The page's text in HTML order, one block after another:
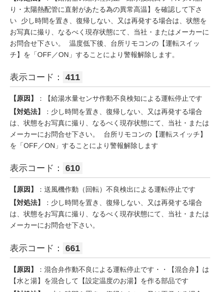
り・太陽熱配管に直射があたる為の異常高温】を確認して下さ
い 少し時間を置き、復帰しない、又は再発する場合は、状態を
お写真に撮り、なるべく現存状態にて、当社・またはメーカーに
お問合せ下さい。 温度低下後、台所リモコンの【運転スイッ
チ】を「OFF／ON」することにより警報解除します。
表示コード： 411
【原因】
：【給湯水量センサ作動不良検知による運転停止です
【対処法】
：少し時間を置き、復帰しない、又は再発する場合
は、状態をお写真に撮り、なるべく現存状態にて、当社・または
メーカーにお問合せ下さい。 台所リモコンの【運転スイッチ】
を「OFF／ON」することにより警報解除します
表示コード： 610
【原因】
：送風機作動（回転）不良検出による運転停止です
【対処法】
：少し時間を置き、復帰しない、又は再発する場合
は、状態をお写真に撮り、なるべく現存状態にて、当社・または
メーカーにお問合せ下さい。
表示コード： 661
【原因】
：混合弁作動不良による運転停止です・・【混合弁】は
【水と湯】を混合して【設定温度のお湯】を作る部品です